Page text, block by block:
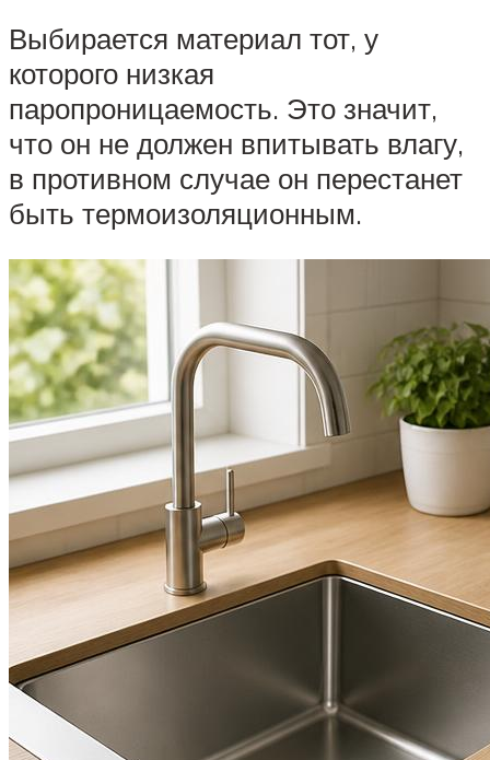
Выбирается материал тот, у
которого низкая
паропроницаемость. Это значит,
что он не должен впитывать влагу,
в противном случае он перестанет
быть термоизоляционным.